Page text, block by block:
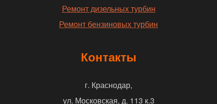
Ремонт дизельных турбин
Ремонт бензиновых турбин
Контакты
г. Краснодар,
ул. Московская, д. 113 к.3